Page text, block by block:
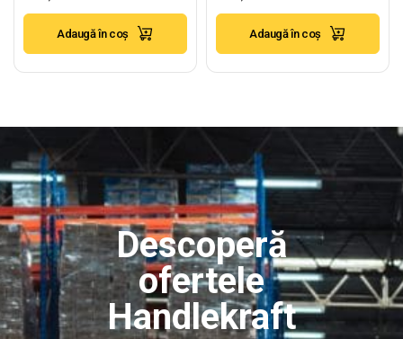
W:400mm, polite MDF
Adaugă în coș Adaugă în coș
Descoperă
ofertele
Handlekraft